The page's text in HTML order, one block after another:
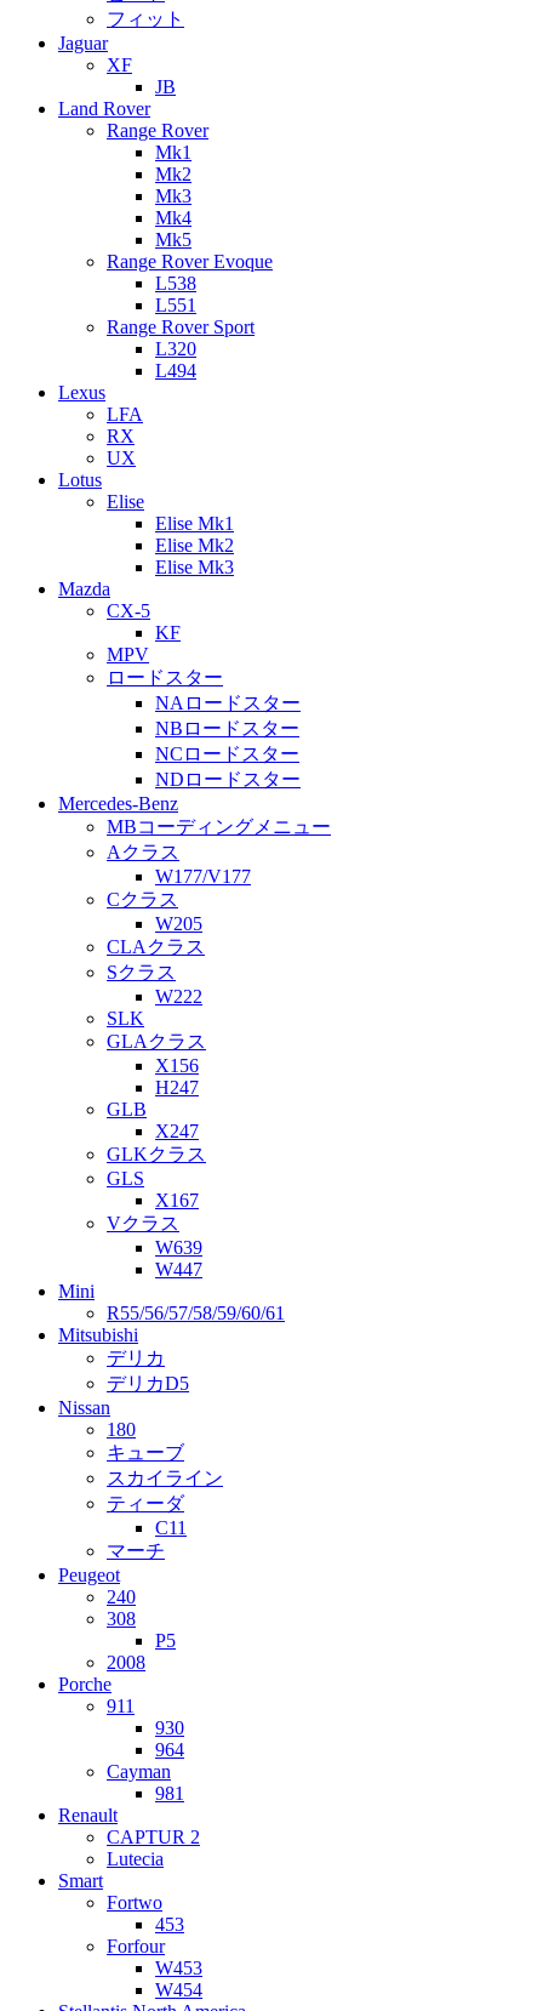
フィット
Jaguar
XF
JB
Land Rover
Range Rover
Mk1
Mk2
Mk3
Mk4
Mk5
Range Rover Evoque
L538
L551
Range Rover Sport
L320
L494
Lexus
LFA
RX
UX
Lotus
Elise
Elise Mk1
Elise Mk2
Elise Mk3
Mazda
CX-5
KF
MPV
ロードスター
NAロードスター
NBロードスター
NCロードスター
NDロードスター
Mercedes-Benz
MBコーディングメニュー
Aクラス
W177/V177
Cクラス
W205
CLAクラス
Sクラス
W222
SLK
GLAクラス
X156
H247
GLB
X247
GLKクラス
GLS
X167
Vクラス
W639
W447
Mini
R55/56/57/58/59/60/61
Mitsubishi
デリカ
デリカD5
Nissan
180
キューブ
スカイライン
ティーダ
C11
マーチ
Peugeot
240
308
P5
2008
Porche
911
930
964
Cayman
981
Renault
CAPTUR 2
Lutecia
Smart
Fortwo
453
Forfour
W453
W454